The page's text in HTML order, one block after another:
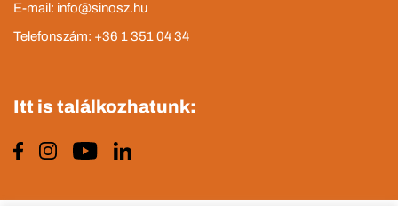
E-mail: info@sinosz.hu
Telefonszám: +36 1 351 04 34
Itt is találkozhatunk: